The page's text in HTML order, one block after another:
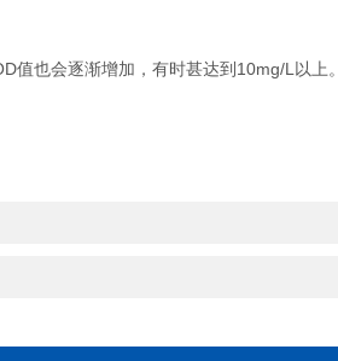
值也会逐渐增加，有时甚达到10mg/L以上。